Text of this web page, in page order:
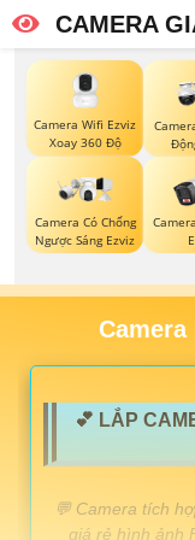
CAMERA
Camera Wifi Ezviz
Xoay 360 Độ
Camera Có Chống
Ngược Sáng Ezviz
Camera
💕 LẮP
️💬 Camera tích
giá rẻ hình ảnh